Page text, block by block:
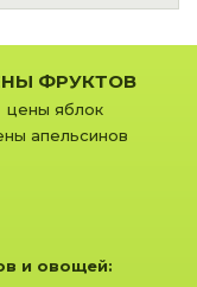
ФРУКТОВ
цены яблок
апельсинов
и овощей: